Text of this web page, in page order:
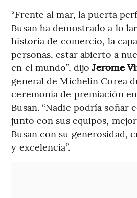
“Frente al mar, la puerta
Busan ha demostrado a lo
historia de comercio, la
personas, estar abierto a
en el mundo”, dijo Jerome
general de Michelin Corea
ceremonia de premiación
Busan. “Nadie podría soñar
junto con sus equipos,
Busan con su generosidad,
y excelencia”.